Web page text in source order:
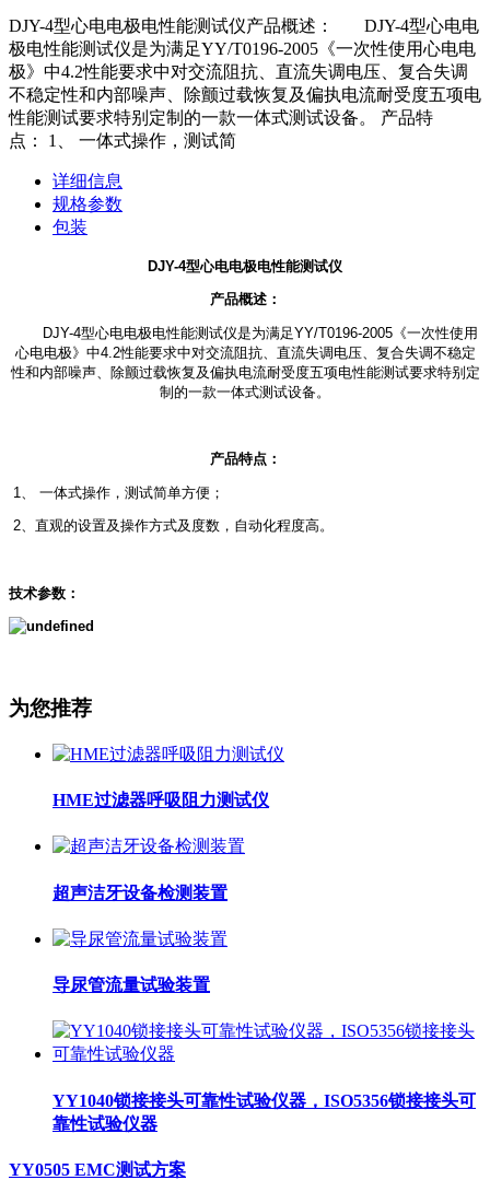
DJY-4型心电电极电性能测试仪产品概述： DJY-4型心电电
极电性能测试仪是为满足YY/T0196-2005《一次性使用心电电
极》中4.2性能要求中对交流阻抗、直流失调电压、复合失调
不稳定性和内部噪声、除颤过载恢复及偏执电流耐受度五项电
性能测试要求特别定制的一款一体式测试设备。 产品特
点： 1、 一体式操作，测试简
详细信息
规格参数
包装
DJY-4型心电电极电性能测试仪
产品概述：
DJY-4型心电电极电性能测试仪是为满足YY/T0196-2005《一次性使用
心电电极》中4.2性能要求中对交流阻抗、直流失调电压、复合失调不稳定
性和内部噪声、除颤过载恢复及偏执电流耐受度五项电性能测试要求特别定
制的一款一体式测试设备。
产品特点：
1、 一体式操作，测试简单方便；
2、直观的设置及操作方式及度数，自动化程度高。
技术参数：
为您推荐
HME过滤器呼吸阻力测试仪
超声洁牙设备检测装置
导尿管流量试验装置
YY1040锁接接头可靠性试验仪器，ISO5356锁接接头可
靠性试验仪器
YY0505 EMC测试方案